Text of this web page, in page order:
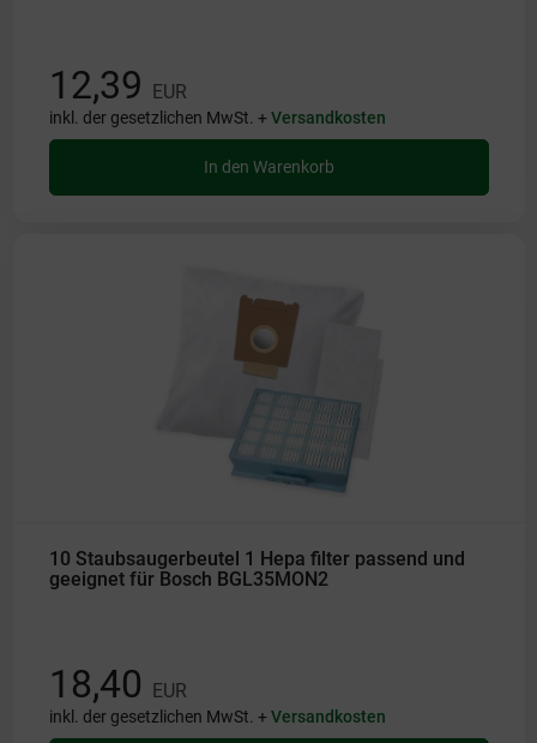
12,39 EUR
inkl. der gesetzlichen MwSt. +Versandkosten
In den Warenkorb
10 Staubsaugerbeutel 1 Hepa filter passend und
geeignet für Bosch BGL35MON2
18,40 EUR
inkl. der gesetzlichen MwSt. +Versandkosten